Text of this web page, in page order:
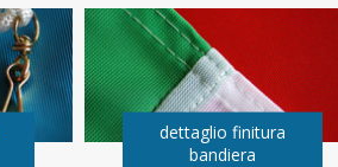
dettaglio finitura
bandiera